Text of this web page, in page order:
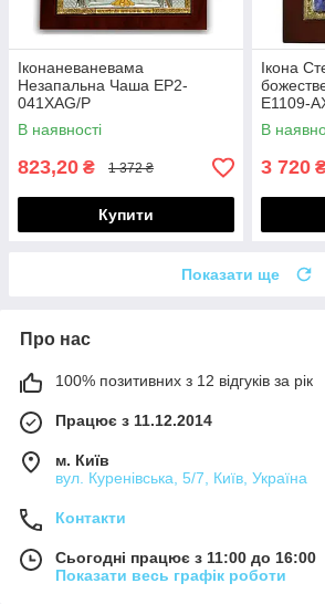
Іконаневаневама
Незапальна Чаша EP2-
041XAG/P
В наявності
823,20 ₴ 1 372 ₴
Купити
Ікона
E1109-
В
3 720
Показати ще
Про нас
100% позитивних з 12 відгуків за рік
Працює з 11.12.2014
м. Київ
вул. Куренівська, 5/7, Київ, Україна
Контакти
Сьогодні працює з 11:00 до 16:00
Показати весь графік роботи